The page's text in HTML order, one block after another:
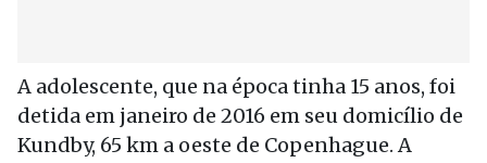
A adolescente, que na época tinha 15 anos, foi
detida em janeiro de 2016 em seu domicílio de
Kundby, 65 km a oeste de Copenhague. A